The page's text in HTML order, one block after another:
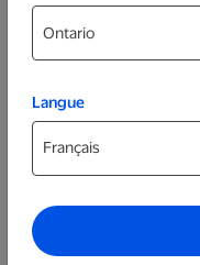
Albums photo
Albums photo
Langue